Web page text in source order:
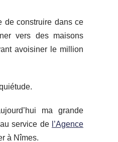
de construire dans ce
vers des maisons
avoisiner le million
ma grande
service de l’Agence
à Nîmes.